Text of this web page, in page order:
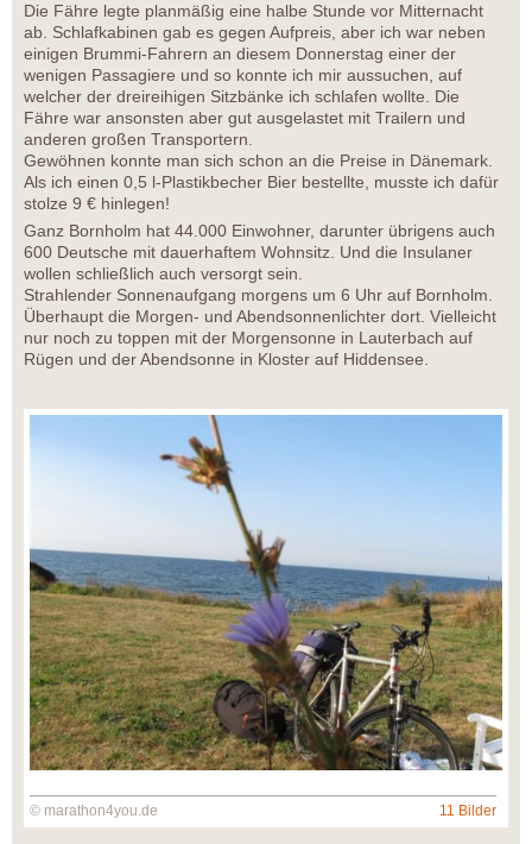
Die Fähre legte planmäßig eine halbe Stunde vor Mitternacht
ab. Schlafkabinen gab es gegen Aufpreis, aber ich war neben
einigen Brummi-Fahrern an diesem Donnerstag einer der
wenigen Passagiere und so konnte ich mir aussuchen, auf
welcher der dreireihigen Sitzbänke ich schlafen wollte. Die
Fähre war ansonsten aber gut ausgelastet mit Trailern und
anderen großen Transportern.
Gewöhnen konnte man sich schon an die Preise in Dänemark.
Als ich einen 0,5 l-Plastikbecher Bier bestellte, musste ich dafür
stolze 9 € hinlegen!
Ganz Bornholm hat 44.000 Einwohner, darunter übrigens auch
600 Deutsche mit dauerhaftem Wohnsitz. Und die Insulaner
wollen schließlich auch versorgt sein.
Strahlender Sonnenaufgang morgens um 6 Uhr auf Bornholm.
Überhaupt die Morgen- und Abendsonnenlichter dort. Vielleicht
nur noch zu toppen mit der Morgensonne in Lauterbach auf
Rügen und der Abendsonne in Kloster auf Hiddensee.
© marathon4you.de 11 Bilder